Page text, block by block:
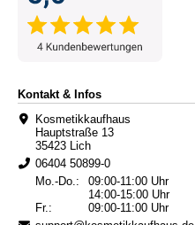
Kontakt & Infos
Kosmetikkaufhaus
Hauptstraße 13
35423 Lich
06404 50899-0
Mo.-Do.:
09:00-11:00 Uhr
14:00-15:00 Uhr
Fr.:
09:00-11:00 Uhr